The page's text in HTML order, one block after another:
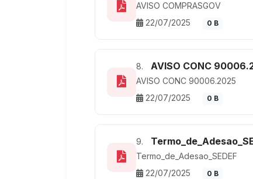
AVISO COMPRASGOV
22/07/2025
0 B
8. AVISO CONC
AVISO CONC 90006.2025
22/07/2025
0 B
9.
Termo_de_Adesao_SEDEF
22/07/2025
0 B